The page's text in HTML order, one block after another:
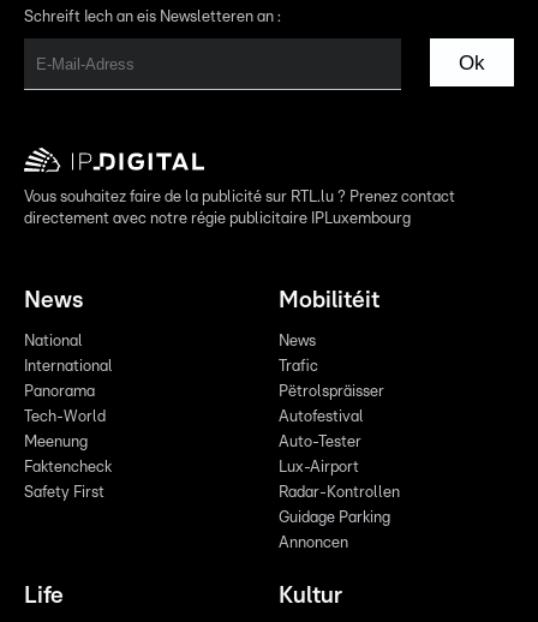
Schreift Iech an eis Newsletteren an :
Ok
Vous souhaitez faire de la publicité sur RTL.lu ? Prenez contact
directement avec notre régie publicitaire IPLuxembourg
News
National
International
Panorama
Tech-World
Meenung
Faktencheck
Safety First
Mobilitéit
News
Trafic
Pëtrolspräisser
Autofestival
Auto-Tester
Lux-Airport
Radar-Kontrollen
Guidage Parking
Annoncen
Life Kultur